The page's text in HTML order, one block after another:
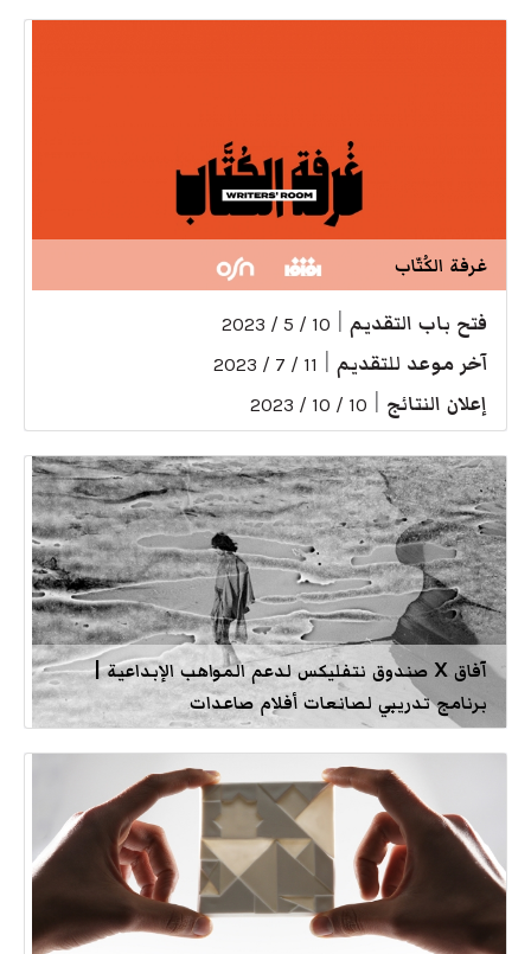
غرفة الكُتّاب
فتح باب التقديم 10 / 5 / 2023
آخر موعد للتقديم 11 / 7 / 2023
إعلان النتائج 10 / 10 / 2023
آفاق X صندوق نتفليكس لدعم المواهب الإبداعية |
برنامج تدريبي لصانعات أفلام صاعدات